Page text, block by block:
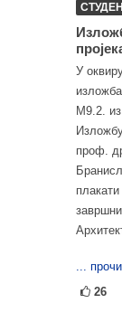
У
М9.2.
проф.
...
26